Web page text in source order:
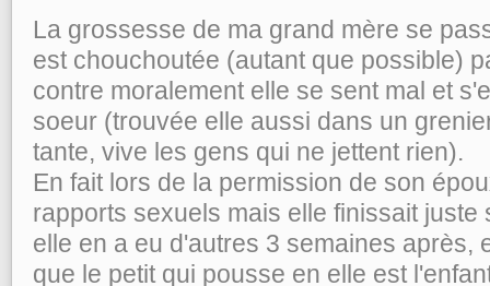
La grossesse de ma grand mère se
est chouchoutée (autant que possible)
contre moralement elle se sent mal et
soeur (trouvée elle aussi dans un
tante, vive les gens qui ne jettent rien).
En fait lors de la permission de son
rapports sexuels mais elle finissait juste
elle en a eu d'autres 3 semaines après,
que le petit qui pousse en elle est